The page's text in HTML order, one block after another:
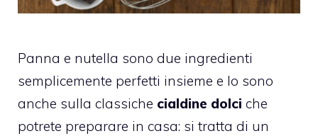
Panna e nutella sono due ingredienti
semplicemente perfetti insieme e lo sono
anche sulla classiche cialdine dolci che
potrete preparare in casa: si tratta di un